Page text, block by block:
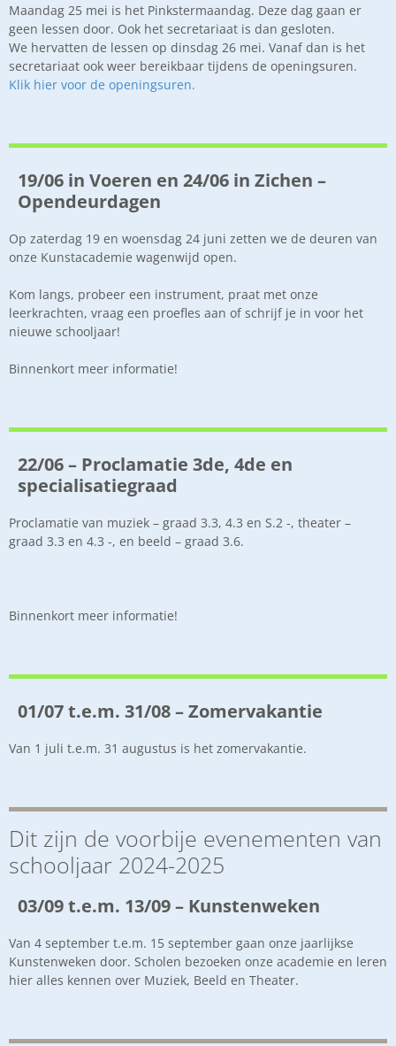
Maandag 25 mei is het Pinkstermaandag. Deze dag gaan er
geen lessen door. Ook het secretariaat is dan gesloten.
We hervatten de lessen op dinsdag 26 mei. Vanaf dan is het
secretariaat ook weer bereikbaar tijdens de openingsuren.
Klik hier voor de openingsuren.
19/06 in Voeren en 24/06 in Zichen –
Opendeurdagen
Op zaterdag 19 en woensdag 24 juni zetten we de deuren van
onze Kunstacademie wagenwijd open.
Kom langs, probeer een instrument, praat met onze
leerkrachten, vraag een proefles aan of schrijf je in voor het
nieuwe schooljaar!
Binnenkort meer informatie!
22/06 – Proclamatie 3de, 4de en
specialisatiegraad
Proclamatie van muziek – graad 3.3, 4.3 en S.2 -, theater –
graad 3.3 en 4.3 -, en beeld – graad 3.6.
Binnenkort meer informatie!
01/07 t.e.m. 31/08 – Zomervakantie
Van 1 juli t.e.m. 31 augustus is het zomervakantie.
Dit zijn de voorbije evenementen van
schooljaar 2024-2025
03/09 t.e.m. 13/09 – Kunstenweken
Van 4 september t.e.m. 15 september gaan onze jaarlijkse
Kunstenweken door. Scholen bezoeken onze academie en leren
hier alles kennen over Muziek, Beeld en Theater.